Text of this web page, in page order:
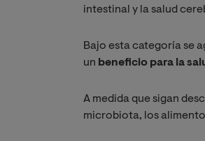
intestinal y la salud
Bajo esta categoría se
un beneficio para la
A medida que sigan
microbiota, los